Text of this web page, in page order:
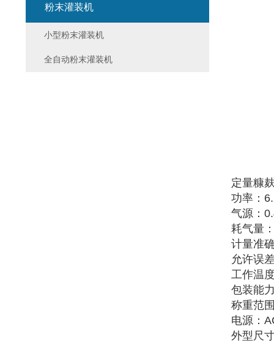
定量糠
功率：
气源：
耗气量
计量准
允许误
工作温
包装能
称重范
电源：
外型尺
粉末灌装机
小型粉末灌装机
全自动粉末灌装机